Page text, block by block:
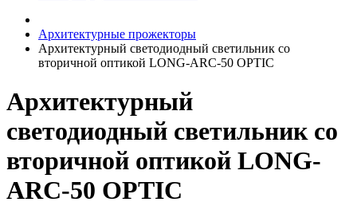
Архитектурные прожекторы
Архитектурный светодиодный светильник со
вторичной оптикой LONG-ARC-50 OPTIC
Архитектурный
светодиодный светильник со
вторичной оптикой LONG-
ARC-50 OPTIC